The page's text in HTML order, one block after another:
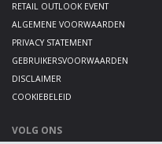
RETAIL OUTLOOK EVENT
ALGEMENE VOORWAARDEN
PRIVACY STATEMENT
GEBRUIKERSVOORWAARDEN
DISCLAIMER
COOKIEBELEID
VOLG ONS